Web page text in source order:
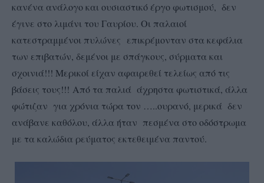
κανένα ανάλογο και ουσιαστικό έργο φωτισμού, δεν
έγινε στο λιμάνι του Γαυρίου. Οι παλαιοί
κατεστραμμένοι πυλώνες επικρέμονταν στα κεφάλια
των επιβατών, δεμένοι με σπάγκους, σύρματα και
σχοινιά!!! Μερικοί είχαν αφαιρεθεί τελείως από τις
βάσεις τους!!! Από τα παλιά άχρηστα φωτιστικά, άλλα
φώτιζαν για χρόνια τώρα τον …..ουρανό, μερικά δεν
ανάβανε καθόλου, άλλα ήταν πεσμένα στο οδόστρωμα
με τα καλώδια ρεύματος εκτεθειμένα παντού.